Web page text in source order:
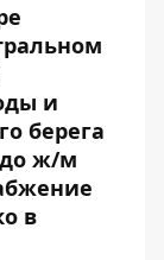
и
берега
до ж/м
в